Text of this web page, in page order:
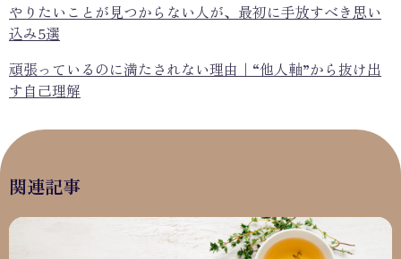
やりたいことが見つからない人が、最初に手放すべき思い
込み5選
頑張っているのに満たされない理由｜“他人軸”から抜け出
す自己理解
関連記事
未来へのヒントが見つかる特別セッション